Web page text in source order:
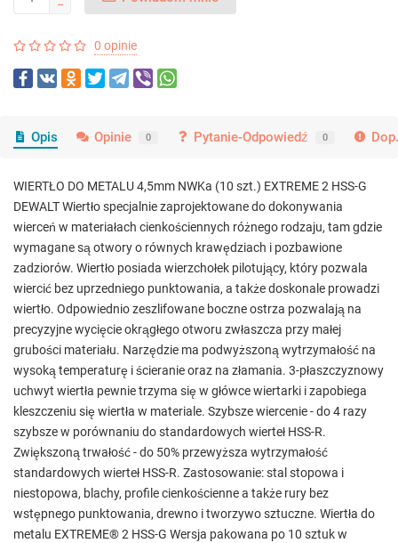
0 opinie
Opis Opinie 0 Pytanie-Odpowiedź 0
WIERTŁO DO METALU 4,5mm NWKa (10 szt.) EXTREME 2 HSS-G
DEWALT Wiertło specjalnie zaprojektowane do dokonywania
wierceń w materiałach cienkościennych różnego rodzaju, tam gdzie
wymagane są otwory o równych krawędziach i pozbawione
zadziorów. Wiertło posiada wierzchołek pilotujący, który pozwala
wiercić bez uprzedniego punktowania, a także doskonale prowadzi
wiertło. Odpowiednio zeszlifowane boczne ostrza pozwalają na
precyzyjne wycięcie okrągłego otworu zwłaszcza przy małej
grubości materiału. Narzędzie ma podwyższoną wytrzymałość na
wysoką temperaturę i ścieranie oraz na złamania. 3-płaszczyznowy
uchwyt wiertła pewnie trzyma się w główce wiertarki i zapobiega
kleszczeniu się wiertła w materiale. Szybsze wiercenie - do 4 razy
szybsze w porównaniu do standardowych wierteł HSS-R.
Zwiększoną trwałość - do 50% przewyższa wytrzymałość
standardowych wierteł HSS-R. Zastosowanie: stal stopowa i
niestopowa, blachy, profile cienkościenne a także rury bez
wstępnego punktowania, drewno i tworzywo sztuczne. Wiertła do
metalu EXTREME® 2 HSS-G Wersja pakowana po 10 sztuk w